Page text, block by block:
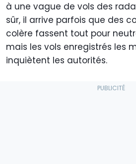
à une vague de vols des
sûr, il arrive parfois que des
colère fassent tout pour
mais les vols enregistrés les
inquiètent les autorités.